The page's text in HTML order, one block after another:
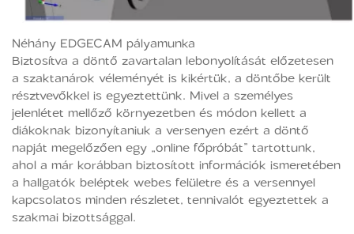
Néhány EDGECAM pályamunka
Biztosítva a döntő zavartalan lebonyolítását előzetesen
a szaktanárok véleményét is kikértük, a döntőbe került
résztvevőkkel is egyeztettünk. Mivel a személyes
jelenlétet mellőző környezetben és módon kellett a
diákoknak bizonyítaniuk a versenyen ezért a döntő
napját megelőzően egy „online főpróbát” tartottunk,
ahol a már korábban biztosított információk ismeretében
a hallgatók beléptek webes felületre és a versennyel
kapcsolatos minden részletet, tennivalót egyeztettek a
szakmai bizottsággal.